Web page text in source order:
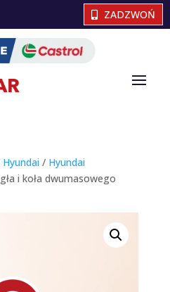
ZADZWOŃ
Hyundai / Hyundai
i koła dwumasowego